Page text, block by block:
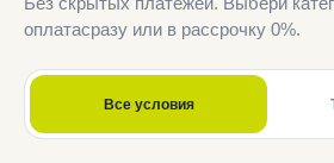
оплатасразу или в рассрочку 0%.
Все условия